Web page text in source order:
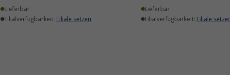
Lieferbar
Filialverfügbarkeit: Filiale setzen
Lieferbar
Filialverfügbarkeit: Filiale